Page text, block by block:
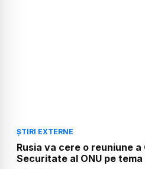
ȘTIRI EXTERNE
Rusia va cere o reuniune a
Securitate al ONU pe